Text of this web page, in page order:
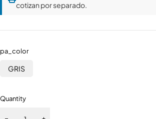
cotizan por separado.
pa_color
GRIS
Quantity